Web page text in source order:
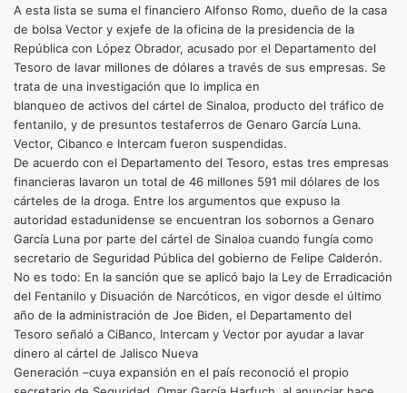
A esta lista se suma el financiero Alfonso Romo, dueño de la casa
de bolsa Vector y exjefe de la oficina de la presidencia de la
República con López Obrador, acusado por el Departamento del
Tesoro de lavar millones de dólares a través de sus empresas. Se
trata de una investigación que lo implica en
blanqueo de activos del cártel de Sinaloa, producto del tráfico de
fentanilo, y de presuntos testaferros de Genaro García Luna.
Vector, Cibanco e Intercam fueron suspendidas.
De acuerdo con el Departamento del Tesoro, estas tres empresas
financieras lavaron un total de 46 millones 591 mil dólares de los
cárteles de la droga. Entre los argumentos que expuso la
autoridad estadunidense se encuentran los sobornos a Genaro
García Luna por parte del cártel de Sinaloa cuando fungía como
secretario de Seguridad Pública del gobierno de Felipe Calderón.
No es todo: En la sanción que se aplicó bajo la Ley de Erradicación
del Fentanilo y Disuación de Narcóticos, en vigor desde el último
año de la administración de Joe Biden, el Departamento del
Tesoro señaló a CiBanco, Intercam y Vector por ayudar a lavar
dinero al cártel de Jalisco Nueva
Generación –cuya expansión en el país reconoció el propio